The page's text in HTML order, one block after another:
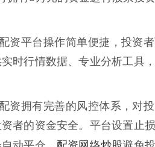
资平台操作简单便捷，投资
时行情数据、专业分析工具
资拥有完善的风控体系，对
者的资金安全。平台设置止